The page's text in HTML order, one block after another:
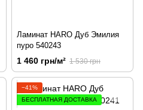
Ламинат HARO Дуб Эмилия
пуро 540243
1 460 грн/м² 1 530 грн
−41%
БЕСПЛАТНАЯ ДОСТАВКА